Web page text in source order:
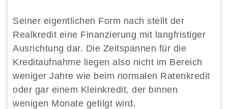
Seiner eigentlichen Form nach stellt der
Realkredit eine Finanzierung mit langfristiger
Ausrichtung dar. Die Zeitspannen für die
Kreditaufnahme liegen also nicht im Bereich
weniger Jahre wie beim normalen Ratenkredit
oder gar einem Kleinkredit, der binnen
wenigen Monate getilgt wird.